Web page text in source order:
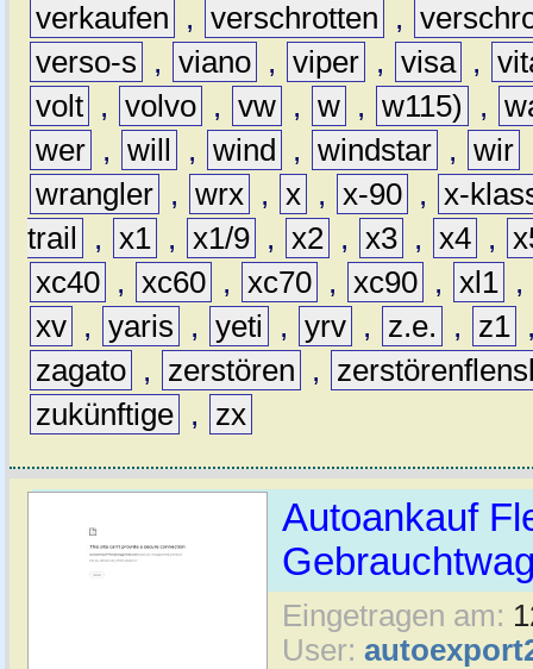
verkaufen
, verschrotten ,
verso-s
, viano , viper , visa ,
volt , volvo , vw , w , w115) ,
wer , will , wind , windstar , wir
wrangler , wrx , x , x-90 , x-
trail
, x1 , x1/9 , x2 , x3 , x4 ,
xc40 , xc60 , xc70 , xc90 , xl1 ,
xv , yaris , yeti , yrv , z.e. , z1
zagato , zerstören ,
zukünftige , zx
Autoankauf
Eingetragen am:
User: